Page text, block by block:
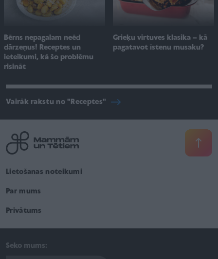
Bērns nepagalam neēd
dārzeņus! Receptes un
ieteikumi, kā šo problēmu
risināt
Grieķu virtuves klasika – kā
pagatavot īstenu musaku?
Vairāk rakstu no "Receptes"
Lietošanas noteikumi
Par mums
Privātums
Seko mums: